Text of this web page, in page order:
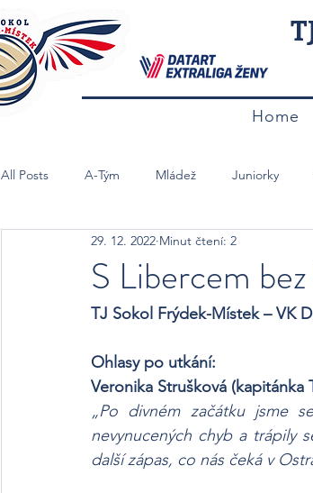
Home
All Posts A-Tým Mládež Juniorky
Starší Žačky B Mladší Žačky
S Libercem
29. 12. 2022 Minut čtení: 2
TJ Sokol Frýdek-Místek – VK
Ohlasy po utkání:
Veronika Strušková (kapitánka
„Po divném začátku jsme
nevynucených chyb a trápily
další zápas, co nás čeká v